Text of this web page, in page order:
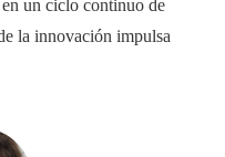
un ciclo continuo de
la innovación impulsa